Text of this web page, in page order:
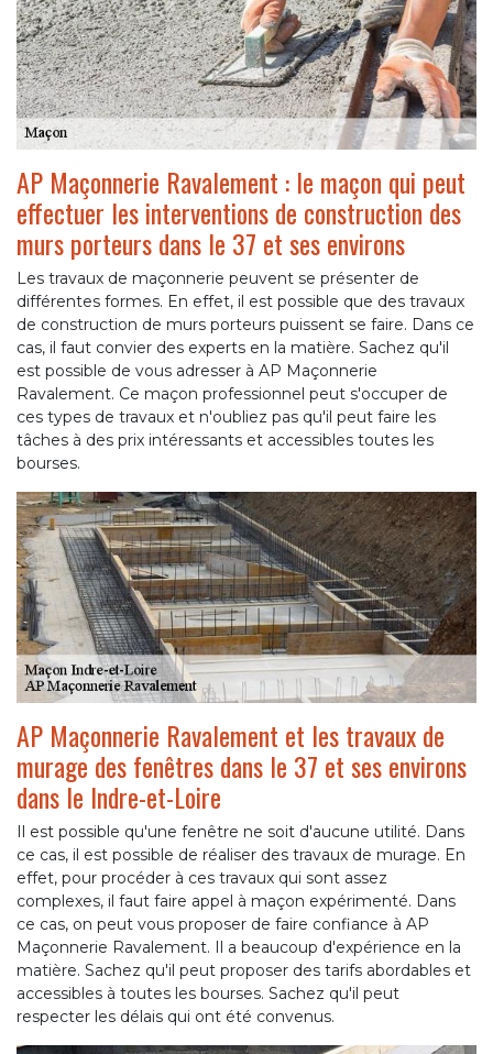
AP Maçonnerie Ravalement : le maçon qui peut
effectuer les interventions de construction des
murs porteurs dans le 37 et ses environs
Les travaux de maçonnerie peuvent se présenter de
différentes formes. En effet, il est possible que des travaux
de construction de murs porteurs puissent se faire. Dans ce
cas, il faut convier des experts en la matière. Sachez qu'il
est possible de vous adresser à AP Maçonnerie
Ravalement. Ce maçon professionnel peut s'occuper de
ces types de travaux et n'oubliez pas qu'il peut faire les
tâches à des prix intéressants et accessibles toutes les
bourses.
AP Maçonnerie Ravalement et les travaux de
murage des fenêtres dans le 37 et ses environs
dans le Indre-et-Loire
Il est possible qu'une fenêtre ne soit d'aucune utilité. Dans
ce cas, il est possible de réaliser des travaux de murage. En
effet, pour procéder à ces travaux qui sont assez
complexes, il faut faire appel à maçon expérimenté. Dans
ce cas, on peut vous proposer de faire confiance à AP
Maçonnerie Ravalement. Il a beaucoup d'expérience en la
matière. Sachez qu'il peut proposer des tarifs abordables et
accessibles à toutes les bourses. Sachez qu'il peut
respecter les délais qui ont été convenus.